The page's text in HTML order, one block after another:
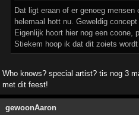
Dat ligt eraan of er genoeg mensen
helemaal hott nu. Geweldig
Eigenlijk hoort hier nog een coone,
Stiekem hoop ik dat dit zoiets
Who knows? special artist? tis nog 3
met dit feest!
gewoonAaron